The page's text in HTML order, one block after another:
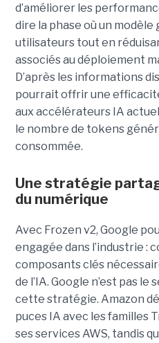
d’améliorer les
dire la phase où un
utilisateurs tout en
associés au déploiement
D’après les informations
pourrait offrir une
aux accélérateurs IA
le nombre de tokens
consommée.
Une stratégie
du numérique
Avec Frozen v2, Google
engagée dans l’industrie :
composants clés
de l’IA. Google n’est pas
cette stratégie. Amazon
puces IA avec les familles
ses services AWS, tandis